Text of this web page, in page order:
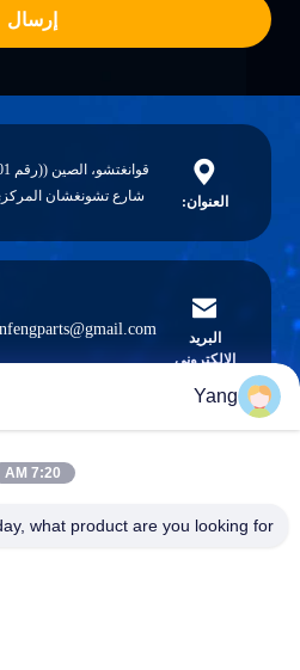
إرسال
العنوان:
شارع تشونغشان
البريد
الإلكتروني
0086-189-9844-3486
Yang
7:20 AM
what product are you looking for?